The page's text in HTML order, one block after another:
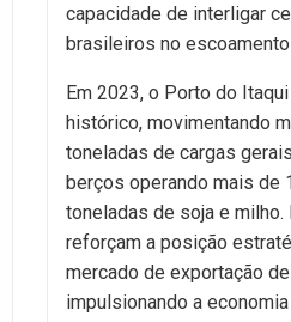
capacidade de interligar
brasileiros no
Em 2023, o Porto do
histórico, movimentando
toneladas de cargas
berços operando mais de
toneladas de soja e
reforçam a posição
mercado de exportação
impulsionando a